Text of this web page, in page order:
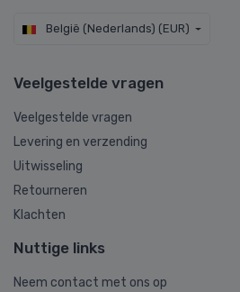
België (Nederlands) (EUR)
Veelgestelde vragen
Veelgestelde vragen
Levering en verzending
Uitwisseling
Retourneren
Klachten
Nuttige links
Neem contact met ons op